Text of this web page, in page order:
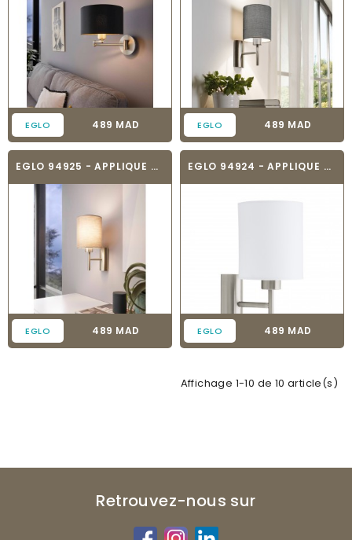
EGLO Prix
489 MAD EGLO Prix
489 MAD
EGLO 94925 - APPLIQUE MURALE TEXTILE -...
EGLO Prix
489 MAD
EGLO 94924 - APPLIQUE MURALE TEXTILE -...
EGLO Prix
489 MAD
Affichage 1-10 de 10 article(s)
Retrouvez-nous sur